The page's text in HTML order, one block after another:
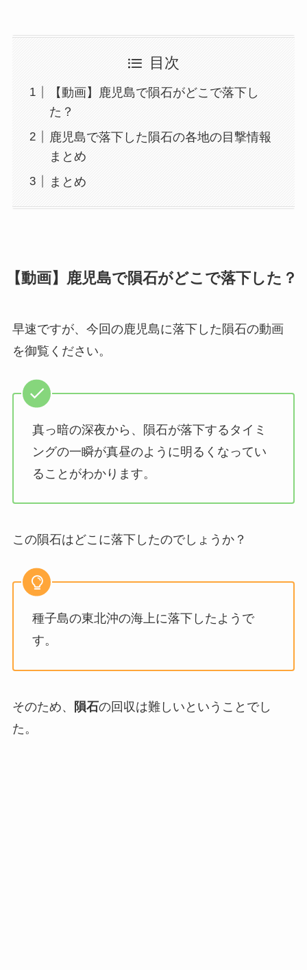
目次
【動画】鹿児島で隕石がどこで落下し
た？
鹿児島で落下した隕石の各地の目撃情報
まとめ
まとめ
【動画】鹿児島で隕石がどこで落下した？
早速ですが、今回の鹿児島に落下した隕石の動画
を御覧ください。
真っ暗の深夜から、隕石が落下するタイミ
ングの一瞬が真昼のように明るくなってい
ることがわかります。
この隕石はどこに落下したのでしょうか？
種子島の東北沖の海上に落下したようで
す。
そのため、 隕石の回収は難しいということでし
た。